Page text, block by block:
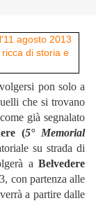
pon solo a
che si trovano
già segnalato
(5° Memorial
su strada di
aBelvedere
con partenza alle
a partire dalle